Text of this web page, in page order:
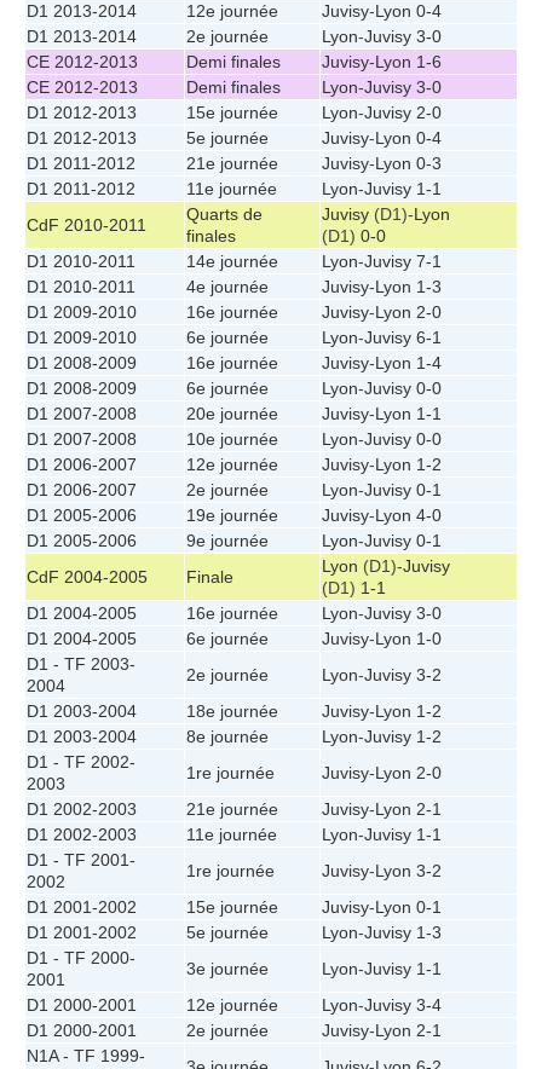
D1 2013-2014
12e journée Juvisy-Lyon 0-4
D1 2013-2014
2e journée Lyon-Juvisy 3-0
CE 2012-2013
Demi finales Juvisy-Lyon 1-6
CE 2012-2013
Demi finales Lyon-Juvisy 3-0
D1 2012-2013
15e journée Lyon-Juvisy 2-0
D1 2012-2013
5e journée Juvisy-Lyon 0-4
D1 2011-2012
21e journée Juvisy-Lyon 0-3
D1 2011-2012
11e journée Lyon-Juvisy 1-1
CdF 2010-2011
Quarts de
finales
Juvisy (D1)-Lyon
(D1) 0-0
D1 2010-2011
14e journée Lyon-Juvisy 7-1
D1 2010-2011
4e journée Juvisy-Lyon 1-3
D1 2009-2010
16e journée Juvisy-Lyon 2-0
D1 2009-2010
6e journée Lyon-Juvisy 6-1
D1 2008-2009
16e journée Juvisy-Lyon 1-4
D1 2008-2009
6e journée Lyon-Juvisy 0-0
D1 2007-2008
20e journée Juvisy-Lyon 1-1
D1 2007-2008
10e journée Lyon-Juvisy 0-0
D1 2006-2007
12e journée Juvisy-Lyon 1-2
D1 2006-2007
2e journée Lyon-Juvisy 0-1
D1 2005-2006
19e journée Juvisy-Lyon 4-0
D1 2005-2006
9e journée Lyon-Juvisy 0-1
CdF 2004-2005
Finale
Lyon (D1)-Juvisy
(D1) 1-1
D1 2004-2005
16e journée Lyon-Juvisy 3-0
D1 2004-2005
6e journée Juvisy-Lyon 1-0
D1 - TF 2003-
2004
2e journée Lyon-Juvisy 3-2
D1 2003-2004
18e journée Juvisy-Lyon 1-2
D1 2003-2004
8e journée Lyon-Juvisy 1-2
D1 - TF 2002-
2003
1re journée Juvisy-Lyon 2-0
D1 2002-2003
21e journée Juvisy-Lyon 2-1
D1 2002-2003
11e journée Lyon-Juvisy 1-1
D1 - TF 2001-
2002
1re journée Juvisy-Lyon 3-2
D1 2001-2002
15e journée Juvisy-Lyon 0-1
D1 2001-2002
5e journée Lyon-Juvisy 1-3
D1 - TF 2000-
2001
3e journée Lyon-Juvisy 1-1
D1 2000-2001
12e journée Lyon-Juvisy 3-4
D1 2000-2001
2e journée Juvisy-Lyon 2-1
N1A - TF 1999-